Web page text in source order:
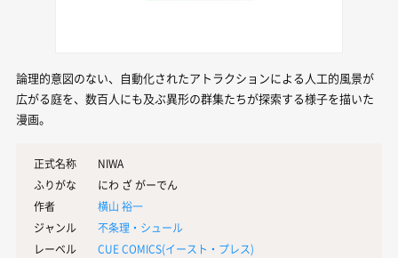
論理的意図のない、自動化されたアトラクションによる人工的風景が
広がる庭を、数百人にも及ぶ異形の群集たちが探索する様子を描いた
漫画。
正式名称
NIWA
ふりがな
にわ ざ がーでん
作者
横山 裕一
ジャンル
不条理・シュール
レーベル
CUE COMICS(イースト・プレス)